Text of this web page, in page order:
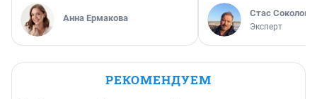
Анна Ермакова Стас Соколов
Эксперт
РЕКОМЕНДУЕМ